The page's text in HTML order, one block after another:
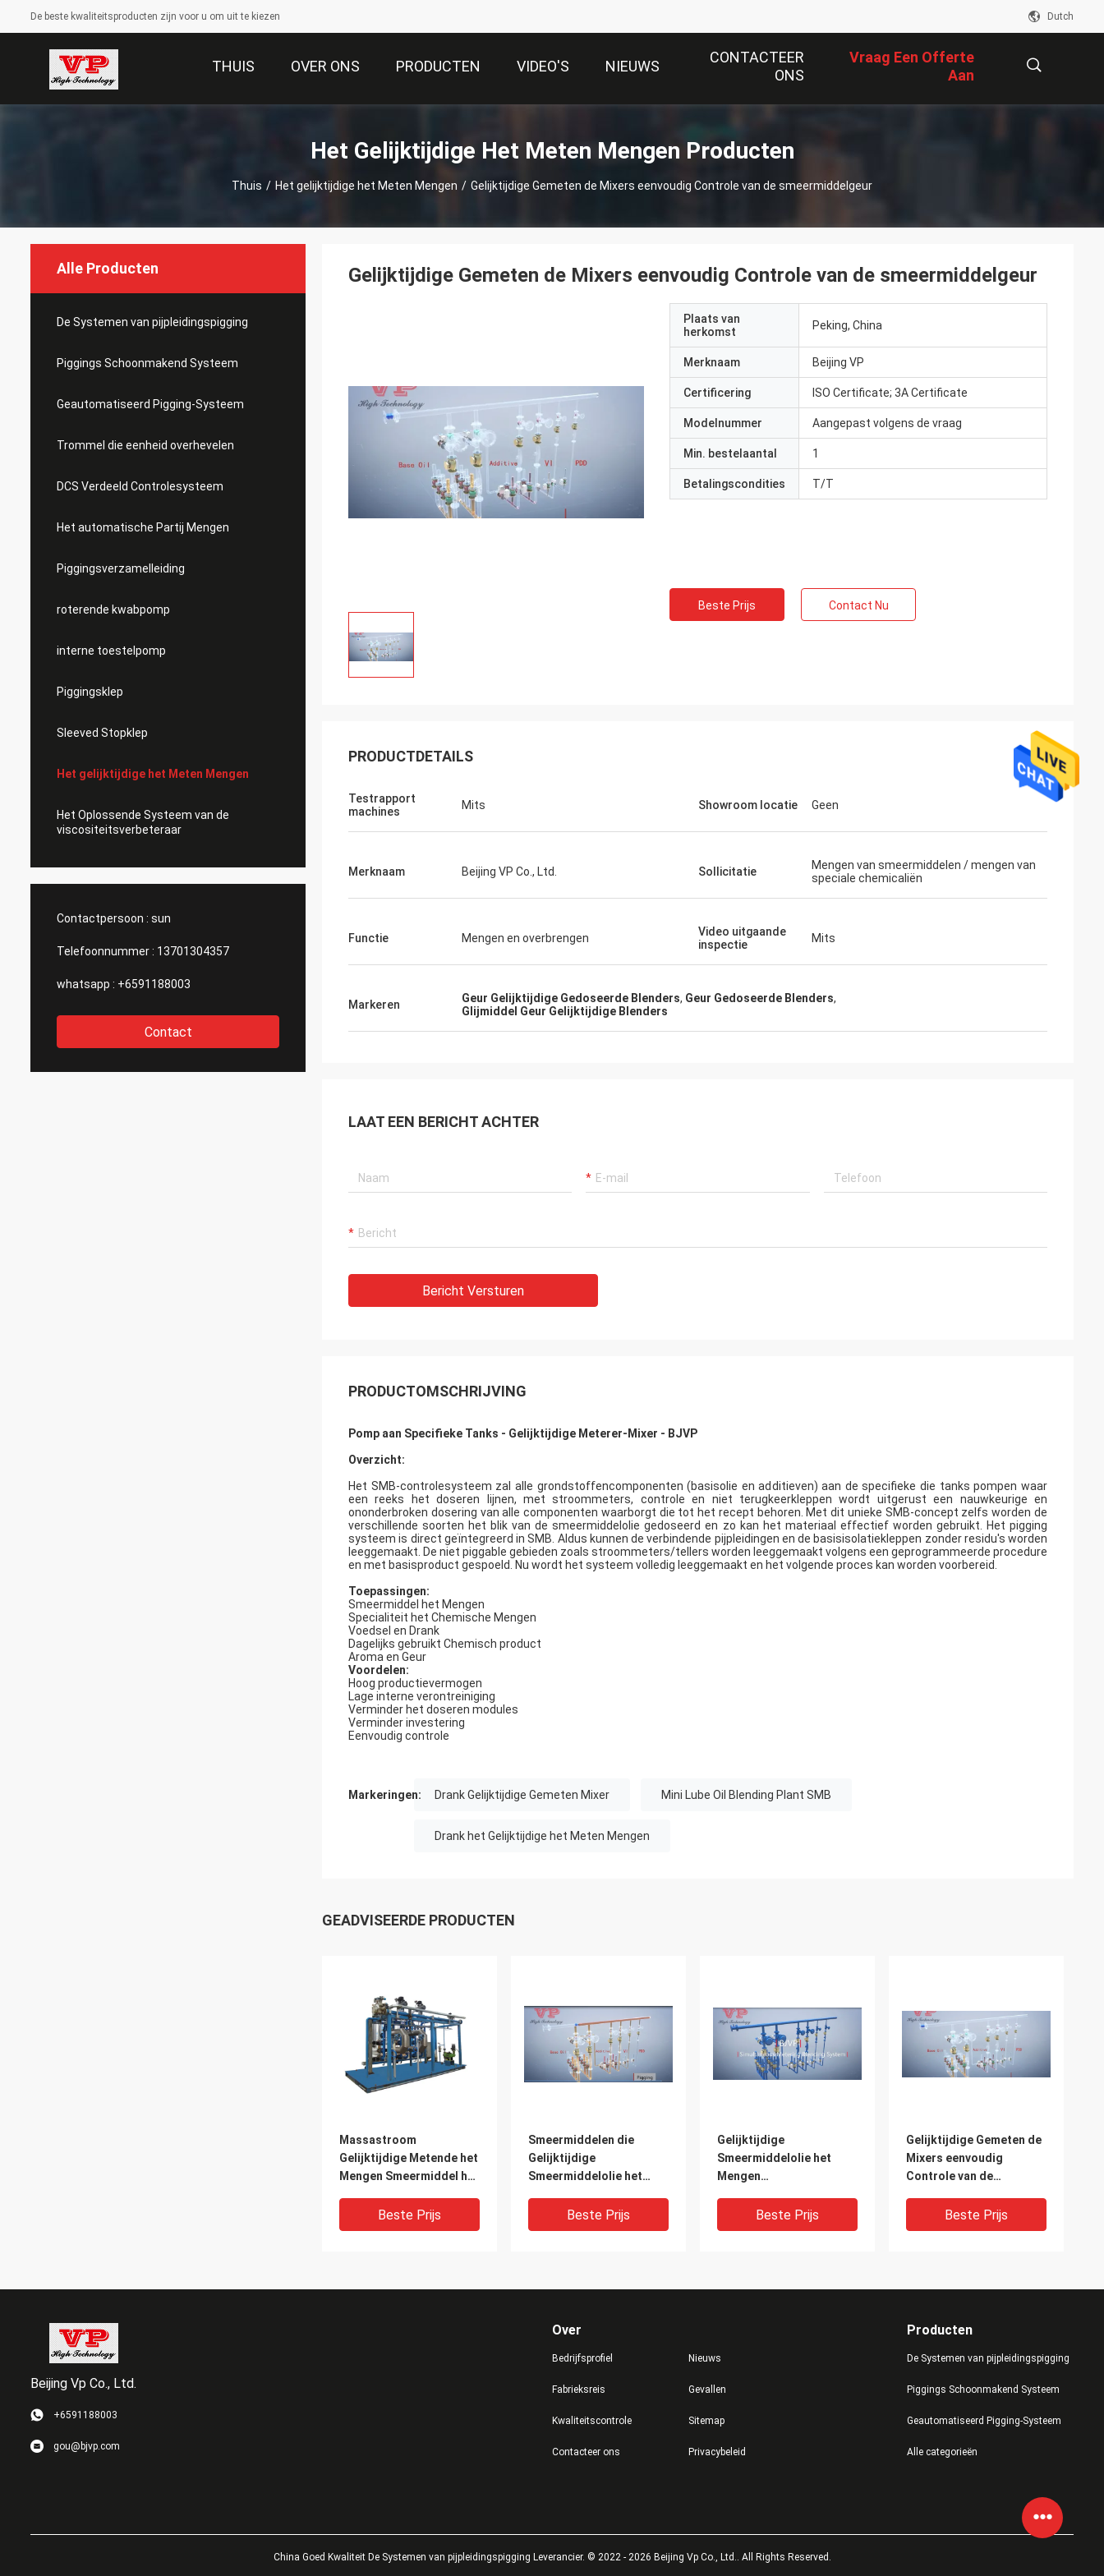
De beste kwaliteitsproducten zijn voor u om uit te kiezen Dutch
THUIS OVER ONS PRODUCTEN VIDEO'S NIEUWS
CONTACTEER
ONS
Vraag Een Offerte
Aan
Het Gelijktijdige Het Meten Mengen Producten
Thuis / Het gelijktijdige het Meten Mengen / Gelijktijdige Gemeten de Mixers eenvoudig Controle van de smeermiddelgeur
Alle Producten
De Systemen van pijpleidingspigging
Piggings Schoonmakend Systeem
Geautomatiseerd Pigging-Systeem
Trommel die eenheid overhevelen
DCS Verdeeld Controlesysteem
Het automatische Partij Mengen
Piggingsverzamelleiding
roterende kwabpomp
interne toestelpomp
Piggingsklep
Sleeved Stopklep
Het gelijktijdige het Meten Mengen
Het Oplossende Systeem van de
viscositeitsverbeteraar
Contactpersoon : sun
Telefoonnummer : 13701304357
whatsapp : +6591188003
Contact
Gelijktijdige Gemeten de Mixers eenvoudig Controle van de smeermiddelgeur
Plaats van
herkomst
Peking, China
Merknaam Beijing VP
Certificering ISO Certificate; 3A Certificate
Modelnummer Aangepast volgens de vraag
Min. bestelaantal 1
Betalingscondities T/T
Beste Prijs Contact Nu
PRODUCTDETAILS
Testrapport
machines
Mits Showroom locatie Geen
Merknaam Beijing VP Co., Ltd. Sollicitatie
Mengen van smeermiddelen / mengen van
speciale chemicaliën
Functie Mengen en overbrengen
Video uitgaande
inspectie
Mits
Markeren Geur Gelijktijdige Gedoseerde Blenders, Geur Gedoseerde Blenders,
Glijmiddel Geur Gelijktijdige Blenders
LAAT EEN BERICHT ACHTER
Bericht Versturen
PRODUCTOMSCHRIJVING
Pomp aan Specifieke Tanks - Gelijktijdige Meterer-Mixer - BJVP
Overzicht:
Het SMB-controlesysteem zal alle grondstoffencomponenten (basisolie en additieven) aan de specifieke die tanks pompen waar
een reeks het doseren lijnen, met stroommeters, controle en niet terugkeerkleppen wordt uitgerust een nauwkeurige en
ononderbroken dosering van alle componenten waarborgt die tot het recept behoren. Met dit unieke SMB-concept zelfs worden de
verschillende soorten het blik van de smeermiddelolie gedoseerd en zo kan het materiaal effectief worden gebruikt. Het pigging
systeem is direct geïntegreerd in SMB. Aldus kunnen de verbindende pijpleidingen en de basisisolatiekleppen zonder residu's worden
leeggemaakt. De niet piggable gebieden zoals stroommeters/tellers worden leeggemaakt volgens een geprogrammeerde procedure
en met basisproduct gespoeld. Nu wordt het systeem volledig leeggemaakt en het volgende proces kan worden voorbereid.
Toepassingen:
Smeermiddel het Mengen
Specialiteit het Chemische Mengen
Voedsel en Drank
Dagelijks gebruikt Chemisch product
Aroma en Geur
Voordelen:
Hoog productievermogen
Lage interne verontreiniging
Verminder het doseren modules
Verminder investering
Eenvoudig controle
Markeringen: Drank Gelijktijdige Gemeten Mixer Mini Lube Oil Blending Plant SMB
Drank het Gelijktijdige het Meten Mengen
GEADVISEERDE PRODUCTEN
Massastroom
Gelijktijdige Metende het
Mengen Smeermiddel het
Beste Prijs
Smeermiddelen die
Gelijktijdige
Smeermiddelolie het
mengenBeste Prijs
Gelijktijdige
Smeermiddelolie het
Mengen
OverbrengenBeste Prijs
Gelijktijdige Gemeten de
Mixers eenvoudig
Controle van de
Beste Prijs
Eco het
De milieuvriendelijke
Het kleine Pijpleiding
Beijing Vp Co., Ltd.
+6591188003
gou@bjvp.com
Over
Bedrijfsprofiel
Fabrieksreis
Kwaliteitscontrole
Contacteer ons
Nieuws
Gevallen
Sitemap
Privacybeleid
Producten
De Systemen van pijpleidingspigging
Piggings Schoonmakend Systeem
Geautomatiseerd Pigging-Systeem
Alle categorieën
China Goed Kwaliteit De Systemen van pijpleidingspigging Leverancier. © 2022 - 2026 Beijing Vp Co., Ltd.. All Rights Reserved.